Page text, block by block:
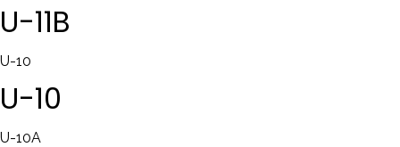
U-11B
U-10
U-10
U-10A